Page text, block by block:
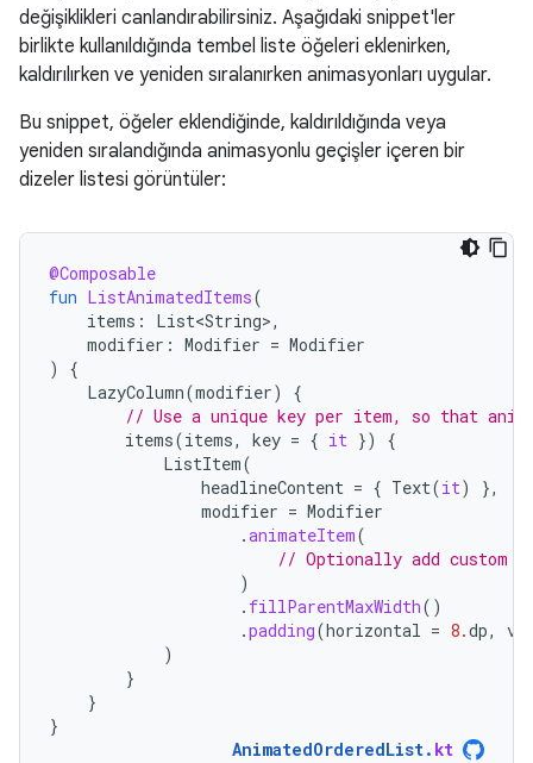
değişiklikleri canlandırabilirsiniz. Aşağıdaki snippet'ler
birlikte kullanıldığında tembel liste öğeleri eklenirken,
kaldırılırken ve yeniden sıralanırken animasyonları uygular.
Bu snippet, öğeler eklendiğinde, kaldırıldığında veya
yeniden sıralandığında animasyonlu geçişler içeren bir
dizeler listesi görüntüler:
@Composable
fun ListAnimatedItems(
items : List<String>,
modifier : Modifier = Modifier
)
{
LazyColumn(modifier)
{
// Use a unique key per item, so that
items(items, key = { it })
{
ListItem(
headlineContent = { Text(it)
},
modifier = Modifier
.animateItem(
// Optionally add custom
)
. fillParentMaxWidth()
.padding(horizontal = 8.dp,
)
}
}
}
AnimatedOrderedList. kt